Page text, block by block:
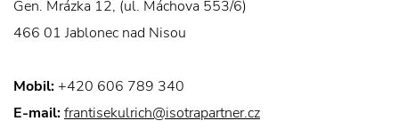
Gen. Mrázka 12, (ul. Máchova 553/6)
466 01 Jablonec nad Nisou
Mobil: +420 606 789 340
E-mail:frantisekulrich@isotrapartner.cz